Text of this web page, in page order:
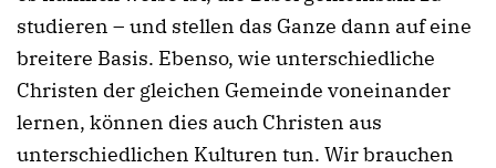
studieren – und stellen das Ganze dann auf eine
breitere Basis. Ebenso, wie unterschiedliche
Christen der gleichen Gemeinde voneinander
lernen, können dies auch Christen aus
unterschiedlichen Kulturen tun. Wir brauchen